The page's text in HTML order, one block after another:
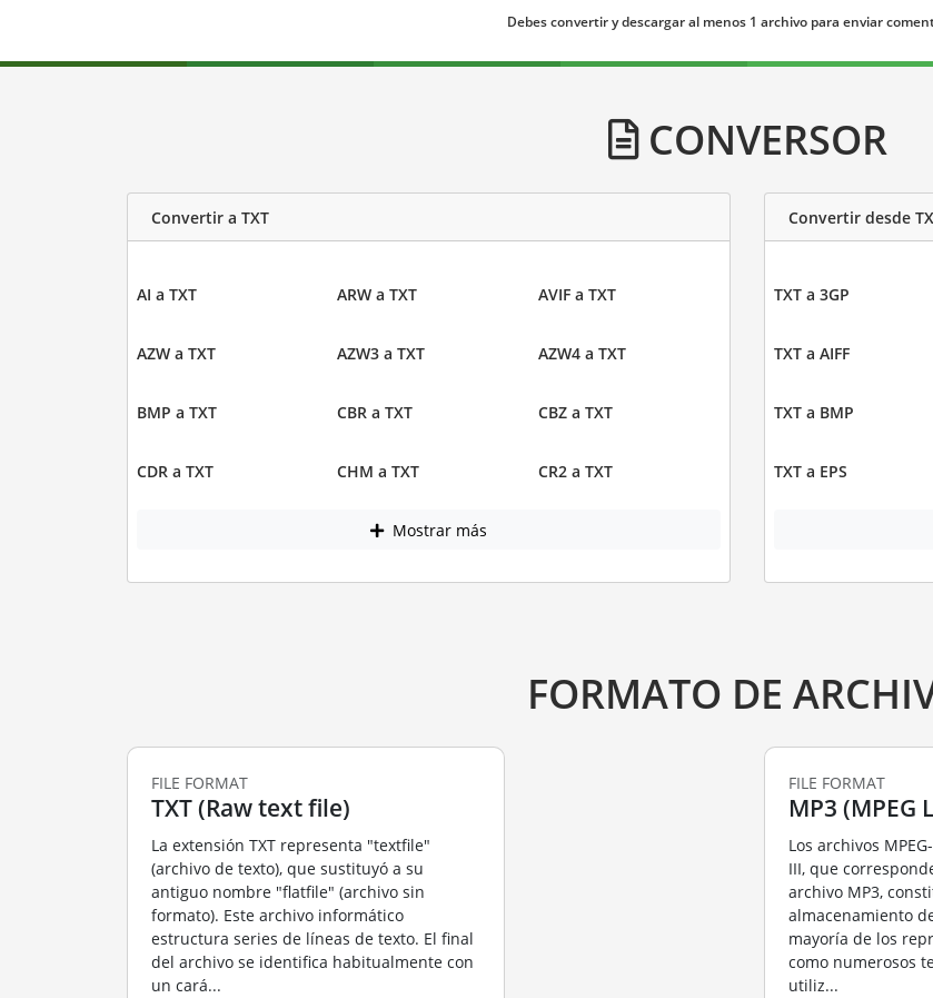
Debes convertir y descargar al menos 1 archivo para enviar
CONVERSOR
Convertir a TXT
AI a TXT ARW a TXT AVIF a TXT
AZW a TXT AZW3 a TXT AZW4 a TXT
BMP a TXT CBR a TXT CBZ a TXT
CDR a TXT CHM a TXT CR2 a TXT
Mostrar más
Convertir desde
TXT a 3GP
TXT a AIFF
TXT a BMP
TXT a EPS
FORMATO DE
FILE FORMAT
TXT (Raw text file)
La extensión TXT representa "textfile"
(archivo de texto), que sustituyó a su
antiguo nombre "flatfile" (archivo sin
formato). Este archivo informático
estructura series de líneas de texto. El final
del archivo se identifica habitualmente con
un cará...
FILE FORMAT
MP3 (MPEG
Los archivos
III, que
archivo MP3,
almacenamiento
mayoría de los
como numerosos
utiliz...